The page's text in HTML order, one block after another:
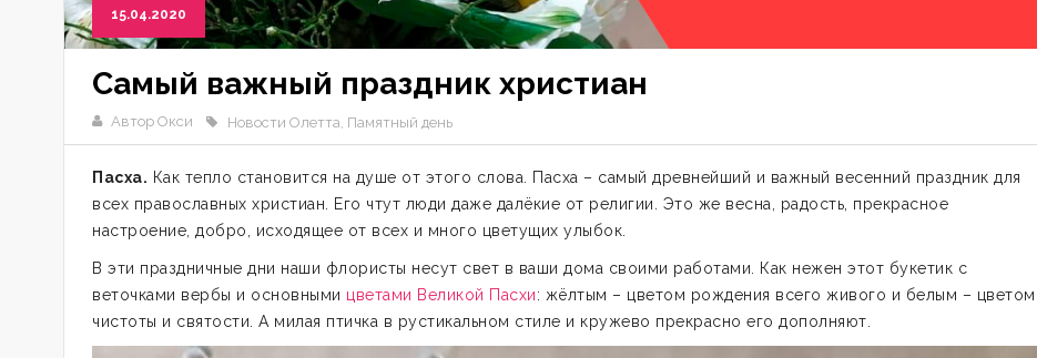
15.04.2020
Самый важный праздник христиан
Автор Окси Новости Олетта, Памятный день
Пасха. Как тепло становится на душе от этого слова. Пасха – самый древнейший и важный весенний праздник для
всех православных христиан. Его чтут люди даже далёкие от религии. Это же весна, радость, прекрасное
настроение, добро, исходящее от всех и много цветущих улыбок.
В эти праздничные дни наши флористы несут свет в ваши дома своими работами. Как нежен этот букетик с
веточками вербы и основными цветами Великой Пасхи: жёлтым – цветом рождения всего живого и белым – цветом
чистоты и святости. А милая птичка в рустикальном стиле и кружево прекрасно его дополняют.